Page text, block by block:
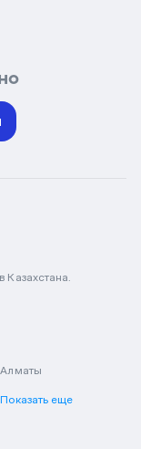
Казахстана.
Алматы
Показать еще